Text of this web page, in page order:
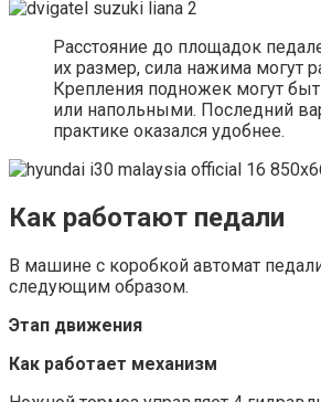
Расстояние до площадок
их размер, сила нажима могут
Крепления подножек могут
или напольными. Последний
практике оказался удобнее.
Как работают педали
В машине с коробкой автомат
следующим образом.
Этап движения
Как работает механизм